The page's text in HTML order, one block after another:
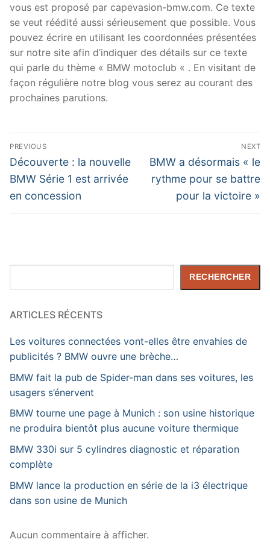
vous est proposé par capevasion-bmw.com. Ce texte
se veut réédité aussi sérieusement que possible. Vous
pouvez écrire en utilisant les coordonnées présentées
sur notre site afin d’indiquer des détails sur ce texte
qui parle du thème « BMW motoclub « . En visitant de
façon régulière notre blog vous serez au courant des
prochaines parutions.
Navigation
de
l’article
PREVIOUS
Previous
post:
Découverte : la nouvelle
BMW Série 1 est arrivée
en concession
NEXT
Next
post:
BMW a désormais « le
rythme pour se battre
pour la victoire »
RECHERCHER
ARTICLES RÉCENTS
Les voitures connectées vont-elles être envahies de
publicités ? BMW ouvre une brèche…
BMW fait la pub de Spider-man dans ses voitures, les
usagers s’énervent
BMW tourne une page à Munich : son usine historique
ne produira bientôt plus aucune voiture thermique
BMW 330i sur 5 cylindres diagnostic et réparation
complète
BMW lance la production en série de la i3 électrique
dans son usine de Munich
Aucun commentaire à afficher.